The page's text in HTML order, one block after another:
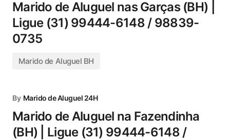
Marido de Aluguel nas Garças (BH) |
Ligue (31) 99444-6148 / 98839-
0735
Marido de Aluguel BH
By Marido de Aluguel 24H
Marido de Aluguel na Fazendinha
(BH) | Ligue (31) 99444-6148 /